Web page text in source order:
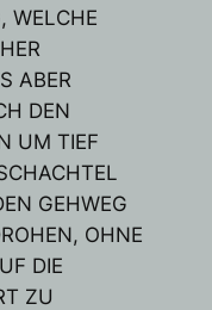
WELCHE
ABER
DEN
UM TIEF
GEHWEG
OHNE
DIE
ZU